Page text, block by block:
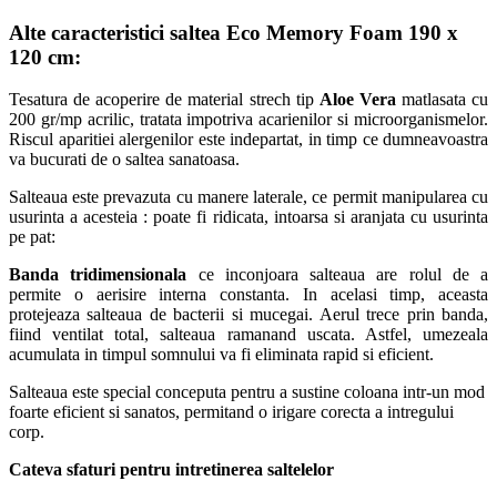
Alte caracteristici saltea Eco Memory Foam 190 x
120 cm:
Tesatura de acoperire de material strech tip Aloe Veramatlasata cu
200 gr/mp acrilic, tratata impotriva acarienilor si microorganismelor.
Riscul aparitiei alergenilor este indepartat, in timp ce dumneavoastra
va bucurati de o saltea sanatoasa.
Salteaua este prevazuta cu manere laterale, ce permit manipularea cu
usurinta a acesteia : poate fi ridicata, intoarsa si aranjata cu usurinta
pe pat:
Banda tridimensionala ce inconjoara salteaua are rolul de a
permite o aerisire interna constanta. In acelasi timp, aceasta
protejeaza salteaua de bacterii si mucegai. Aerul trece prin banda,
fiind ventilat total, salteaua ramanand uscata. Astfel, umezeala
acumulata in timpul somnului va fi eliminata rapid si eficient.
Salteaua este special conceputa pentru a sustine coloana intr-un mod
foarte eficient si sanatos, permitand o irigare corecta a intregului
corp.
Cateva sfaturi pentru intretinerea saltelelor